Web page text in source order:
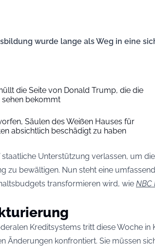
wurde lange als Weg in eine
die Seite von Donald Trump, die die
sehen bekommt
Säulen des Weißen Hauses für
absichtlich beschädigt zu haben
Unterstützung verlassen, um die
zu bewältigen. Nun steht eine
transformieren wird, wie NBC
Kreditsystems tritt diese Woche in
Änderungen konfrontiert. Sie müssen